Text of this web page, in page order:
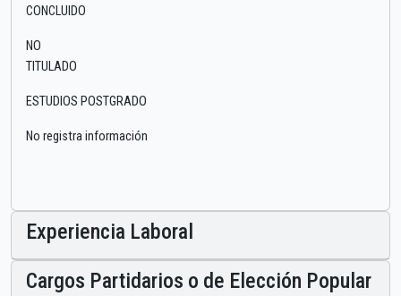
CONCLUIDO
NO
TITULADO
ESTUDIOS POSTGRADO
No registra información
Experiencia Laboral
Cargos Partidarios o de Elección Popular